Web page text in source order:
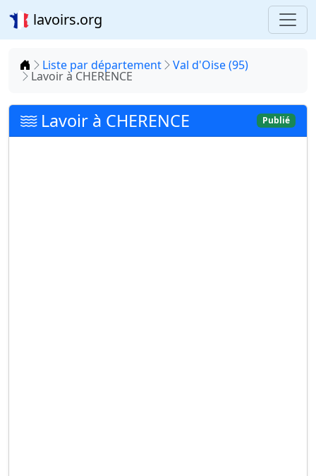
lavoirs.org
Accueil
Liste par département Val d'Oise (95)
Lavoir à CHERENCE
Lavoir à CHERENCE Publié